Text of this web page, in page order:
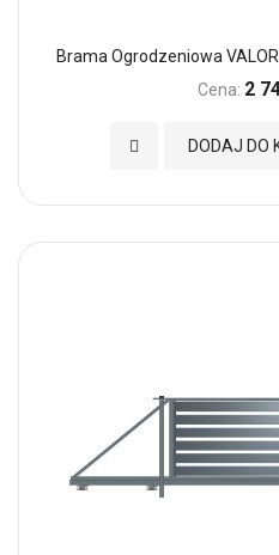
Brama Ogrodzeniowa
Cena: 2
DODAJ DO
Dodaj do Ulubionych